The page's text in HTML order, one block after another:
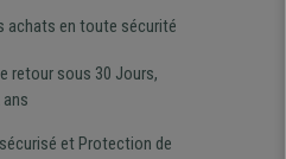
achats en toute sécurité
retour sous 30 Jours,
et Protection de